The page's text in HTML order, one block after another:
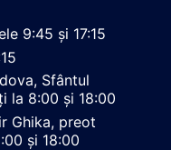
9:45 și 17:15
Sfântul
la 8:00 și 18:00
Ghika, preot
și 18:00